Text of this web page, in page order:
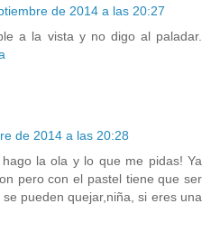
de 2014 a las 20:27
a la vista y no digo al paladar.
de 2014 a las 20:28
la ola y lo que me pidas! Ya
pero con el pastel tiene que ser
pueden quejar,niña, si eres una